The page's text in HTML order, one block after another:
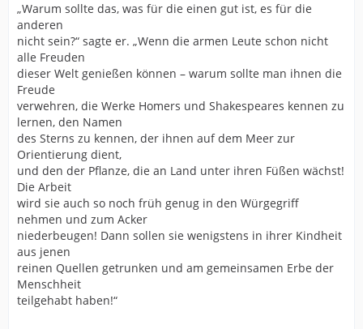
„Warum sollte das, was für die einen gut ist, es für die
anderen
nicht sein?“ sagte er. „Wenn die armen Leute schon nicht
alle Freuden
dieser Welt genießen können – warum sollte man ihnen die
Freude
verwehren, die Werke Homers und Shakespeares kennen zu
lernen, den Namen
des Sterns zu kennen, der ihnen auf dem Meer zur
Orientierung dient,
und den der Pflanze, die an Land unter ihren Füßen wächst!
Die Arbeit
wird sie auch so noch früh genug in den Würgegriff
nehmen und zum Acker
niederbeugen! Dann sollen sie wenigstens in ihrer Kindheit
aus jenen
reinen Quellen getrunken und am gemeinsamen Erbe der
Menschheit
teilgehabt haben!“